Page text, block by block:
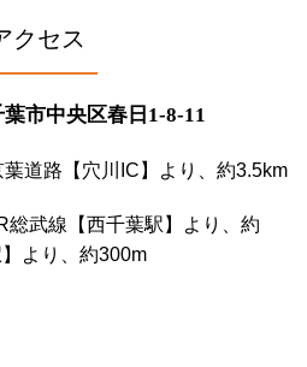
クセス
市中央区春日1-8-11
道路【穴川IC】より、約3.5km
総武線【西千葉駅】より、約
より、約300m